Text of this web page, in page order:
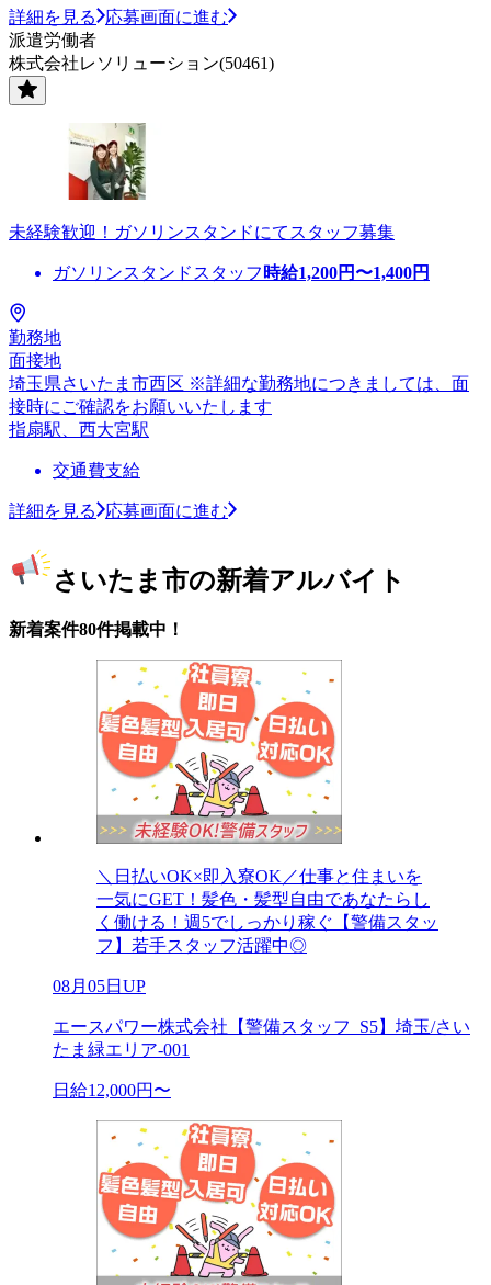
詳細を見る
応募画面に進む
派遣労働者
株式会社レソリューション(50461)
未経験歓迎！ガソリンスタンドにてスタッフ募集
ガソリンスタンドスタッフ 時給1,200円〜1,400円
勤務地
面接地
埼玉県さいたま市西区 ※詳細な勤務地につきましては、面
接時にご確認をお願いいたします
指扇駅、西大宮駅
交通費支給
詳細を見る 応募画面に進む
さいたま市の新着アルバイト
新着案件80件掲載中！
＼日払いOK×即入寮OK／仕事と住まいを
一気にGET！髪色・髪型自由であなたらし
く働ける！週5でしっかり稼ぐ【警備スタッ
フ】若手スタッフ活躍中◎
08月05日UP
エースパワー株式会社【警備スタッフ_S5】埼玉/さい
たま緑エリア-001
日給12,000円〜